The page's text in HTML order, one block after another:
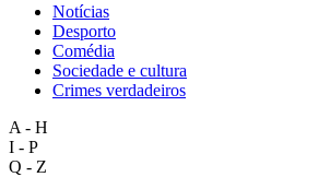
Notícias
Desporto
Comédia
Sociedade e cultura
Crimes verdadeiros
A - H
I - P
Q - Z